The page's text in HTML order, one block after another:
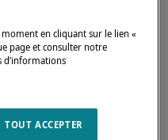
à vos
vous
en cliquant sur le lien «
page et consulter notre
d’informations
TOUT ACCEPTER